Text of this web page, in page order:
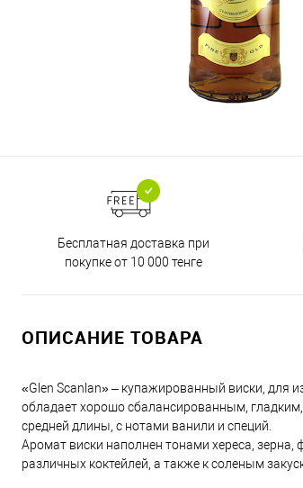
Бесплатная доставка при
покупке от 10 000 тенге
ОПИСАНИЕ ТОВАРА
«Glen Scanlan» – купажированный виски, для
обладает хорошо сбалансированным,
средней длины, с нотами ванили и специй.
Аромат виски наполнен тонами хереса, зерна,
различных коктейлей, а также к соленым